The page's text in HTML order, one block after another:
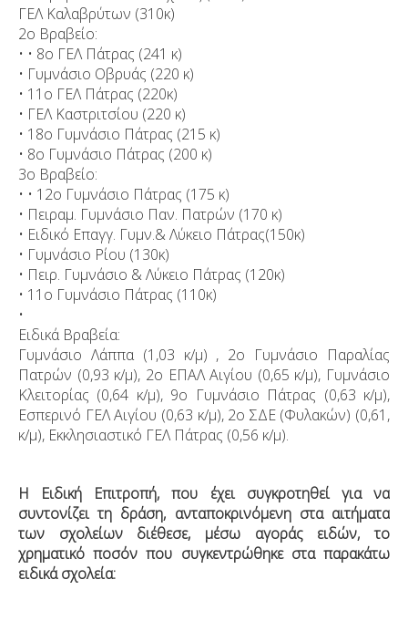
ΓΕΛ Καλαβρύτων (310κ)
2ο Βραβείο:
• • 8ο ΓΕΛ Πάτρας (241 κ)
• Γυμνάσιο Οβρυάς (220 κ)
• 11ο ΓΕΛ Πάτρας (220κ)
• ΓΕΛ Καστριτσίου (220 κ)
• 18ο Γυμνάσιο Πάτρας (215 κ)
• 8ο Γυμνάσιο Πάτρας (200 κ)
3ο Βραβείο:
• • 12ο Γυμνάσιο Πάτρας (175 κ)
• Πειραμ. Γυμνάσιο Παν. Πατρών (170 κ)
• Ειδικό Επαγγ. Γυμν.& Λύκειο Πάτρας(150κ)
• Γυμνάσιο Ρίου (130κ)
• Πειρ. Γυμνάσιο & Λύκειο Πάτρας (120κ)
• 11ο Γυμνάσιο Πάτρας (110κ)
•
Ειδικά Βραβεία:
Γυμνάσιο Λάππα (1,03 κ/μ) , 2ο Γυμνάσιο Παραλίας
Πατρών (0,93 κ/μ), 2ο ΕΠΑΛ Αιγίου (0,65 κ/μ), Γυμνάσιο
Κλειτορίας (0,64 κ/μ), 9ο Γυμνάσιο Πάτρας (0,63 κ/μ),
Εσπερινό ΓΕΛ Αιγίου (0,63 κ/μ), 2ο ΣΔΕ (Φυλακών) (0,61,
κ/μ), Εκκλησιαστικό ΓΕΛ Πάτρας (0,56 κ/μ).
Η Ειδική Επιτροπή, που έχει συγκροτηθεί για να
συντονίζει τη δράση, ανταποκρινόμενη στα αιτήματα
των σχολείων διέθεσε, μέσω αγοράς ειδών, το
χρηματικό ποσόν που συγκεντρώθηκε στα παρακάτω
ειδικά σχολεία: